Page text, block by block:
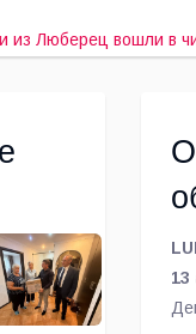
из Люберец вошли в
13